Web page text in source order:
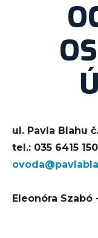
ul. Pavla Blahu
tel.: 035 6415
Eleonóra